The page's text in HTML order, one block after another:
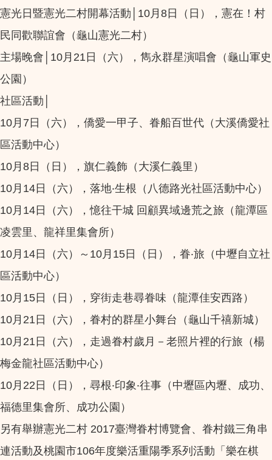
憲光日暨憲光二村開幕活動│10月8日（日），憲在！村
民同歡聯誼會（龜山憲光二村）
主場晚會│10月21日（六），雋永群星演唱會（龜山軍史
公園）
社區活動│
10月7日（六），僑愛一甲子、眷船百世代（大溪僑愛社
區活動中心）
10月8日（日），旗仁義飾（大溪仁義里）
10月14日（六），落地‧生根（八德路光社區活動中心）
10月14日（六），憶往干城 回顧異域邊荒之旅（龍潭區
凌雲里、龍祥里集會所）
10月14日（六）～10月15日（日），眷‧旅（中壢自立社
區活動中心）
10月15日（日），穿街走巷尋眷味（龍潭佳安西路）
10月21日（六），眷村的群星小舞台（龜山千禧新城）
10月21日（六），走過眷村歲月－老照片裡的行旅（楊
梅金龍社區活動中心）
10月22日（日），尋根‧印象‧往事（中壢區內壢、成功、
福德里集會所、成功公園）
另有舉辦憲光二村 2017臺灣眷村博覽會、眷村鐵三角串
連活動及桃園市106年度樂活重陽季系列活動「樂在棋